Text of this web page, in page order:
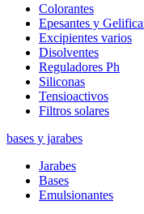
Colorantes
Epesantes y
Excipientes varios
Disolventes
Reguladores Ph
Siliconas
Tensioactivos
Filtros solares
bases y jarabes
Jarabes
Bases
Emulsionantes